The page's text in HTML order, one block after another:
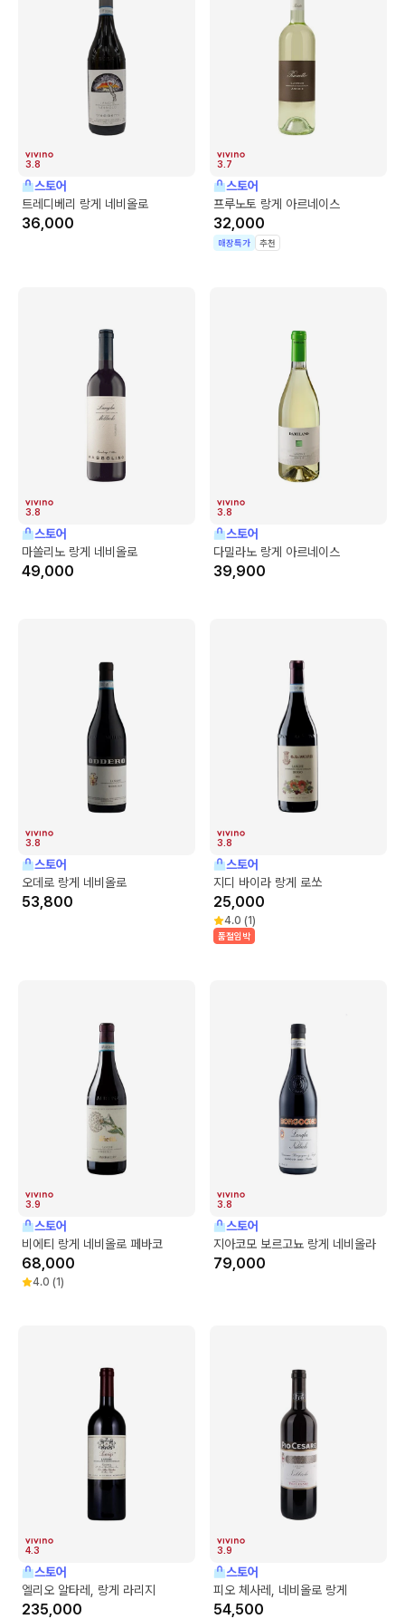
3.8
스토어
트레디베리 랑게 네비올로
36,000
3.7
스토어
프루노토 랑게 아르네이스
32,000
매장특가 추천
3.8
스토어
마쏠리노 랑게 네비올로
49,000
3.8
스토어
다밀라노 랑게 아르네이스
39,900
3.8
스토어
오데로 랑게 네비올로
53,800
3.8
스토어
지디 바이라 랑게 로쏘
25,000
4.0 (1)
품절임박
3.9
스토어
비에티 랑게 네비올로 페바코
68,000
4.0 (1)
3.8
스토어
지아코모 보르고뇨 랑게 네비올라
79,000
4.3
스토어
엘리오 알타레, 랑게 라리지
235,000
3.9
스토어
피오 체사레, 네비올로 랑게
54,500